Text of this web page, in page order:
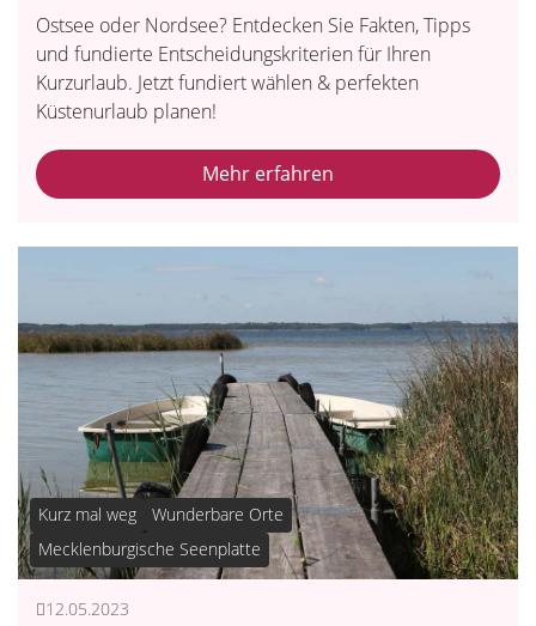
Ostsee oder Nordsee? Entdecken Sie Fakten, Tipps
und fundierte Entscheidungskriterien für Ihren
Kurzurlaub. Jetzt fundiert wählen & perfekten
Küstenurlaub planen!
Mehr erfahren
Kurz mal weg
Wunderbare Orte
Mecklenburgische Seenplatte
12.05.2023